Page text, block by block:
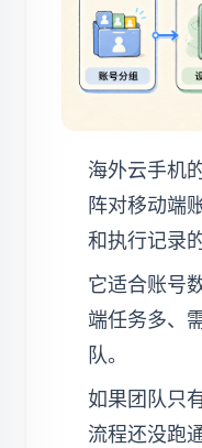
海外云手机
阵对移动端
和执行记录
它适合账号
端任务多、
队。
如果团队只
流程还没跑